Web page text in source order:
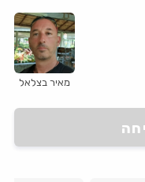
מאיר בצלאל